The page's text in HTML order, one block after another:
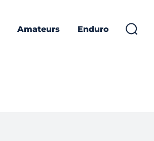
Amateurs Enduro